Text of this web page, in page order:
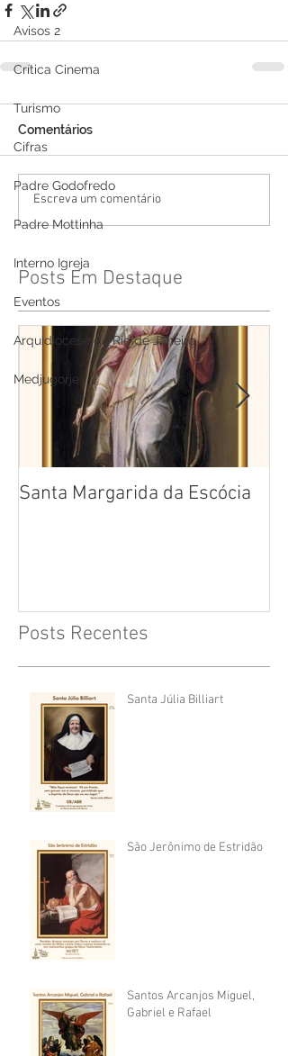
Avisos 2
Crítica Cinema
Turismo
Cifras
Padre Godofredo
Padre Mottinha
Interno Igreja
Eventos
Arquidiocese do Rio de Janeiro
Medjugorje
Comentários
Escreva um comentário
Posts Em Destaque
Santa Margarida da Escócia
Posts Recentes
Santa Júlia Billiart
São Jerônimo de Estridão
Santos Arcanjos Miguel,
Gabriel e Rafael